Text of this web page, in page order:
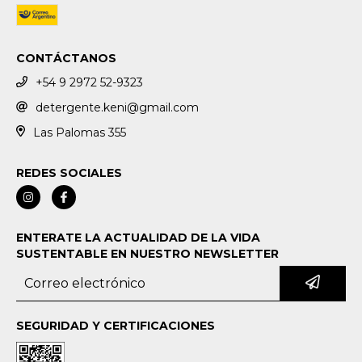
CONTÁCTANOS
+54 9 2972 52-9323
detergente.keni@gmail.com
Las Palomas 355
REDES SOCIALES
ENTERATE LA ACTUALIDAD DE LA VIDA
SUSTENTABLE EN NUESTRO NEWSLETTER
SEGURIDAD Y CERTIFICACIONES